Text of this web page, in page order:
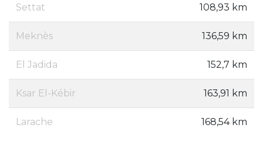
Settat 108,93 km
Meknès 136,59 km
El Jadida 152,7 km
Ksar El-Kébir 163,91 km
Larache 168,54 km